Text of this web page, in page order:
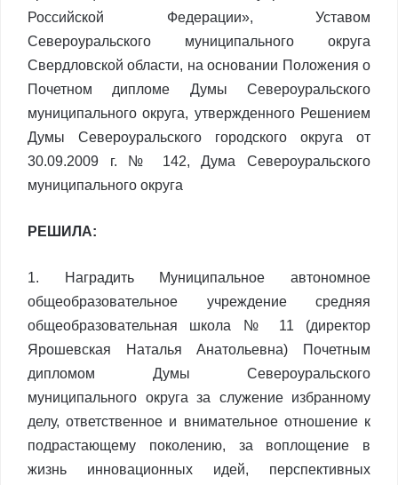
Российской Федерации», Уставом
Североуральского муниципального округа
Свердловской области, на основании Положения о
Почетном дипломе Думы Североуральского
муниципального округа, утвержденного Решением
Думы Североуральского городского округа от
30.09.2009 г. № 142, Дума Североуральского
муниципального округа
РЕШИЛА:
1. Наградить Муниципальное автономное
общеобразовательное учреждение средняя
общеобразовательная школа № 11 (директор
Ярошевская Наталья Анатольевна) Почетным
дипломом Думы Североуральского
муниципального округа за служение избранному
делу, ответственное и внимательное отношение к
подрастающему поколению, за воплощение в
жизнь инновационных идей, перспективных